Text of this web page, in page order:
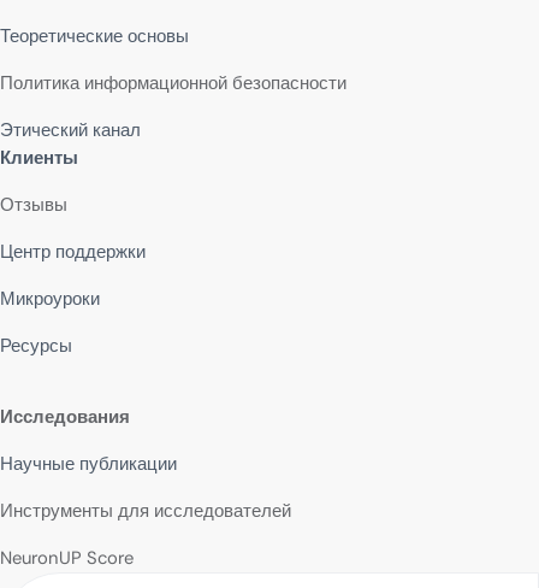
Теоретические основы
Политика информационной безопасности
Этический канал
Клиенты
Отзывы
Центр поддержки
Микроуроки
Ресурсы
Исследования
Научные публикации
Инструменты для исследователей
NeuronUP Score